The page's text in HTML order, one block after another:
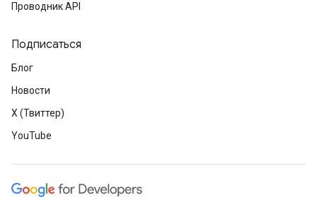
Проводник API
Подписаться
Блог
Новости
X (Твиттер)
YouTube